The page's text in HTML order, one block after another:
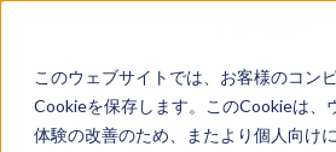
このウェブサイトでは、お客様のコン
Cookieを保存します。このCookieは、
体験の改善のため、またより個人向け